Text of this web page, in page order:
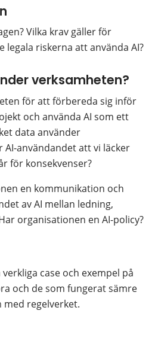
Vilka krav gäller för
legala riskerna att använda AI?
verksamheten?
för att förbereda sig inför
och använda AI som ett
data använder
AI-användandet att vi läcker
för konsekvenser?
en kommunikation och
av AI mellan ledning,
organisationen en AI-policy?
case och exempel på
och de som fungerat sämre
med regelverket.